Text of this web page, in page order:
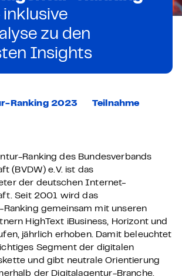
zu den
Insights
Ranking 2023 Teilnahme
Ranking des Bundesverbands
(BVDW) e.V. ist das
der deutschen Internet-
Seit 2001 wird das
gemeinsam mit unseren
HighText iBusiness, Horizont und
jährlich erhoben. Damit beleuchtet
Segment der digitalen
und gibt neutrale Orientierung
der Digitalagentur-Branche.